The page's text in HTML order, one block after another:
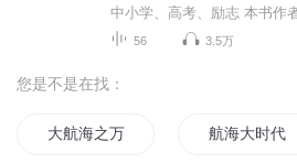
56 3.5万
您是不是在找：
大航海之万古龙皇 航海大时代